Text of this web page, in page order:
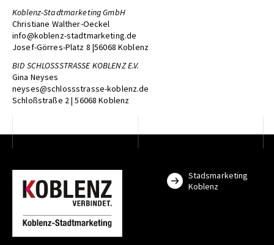
Koblenz-Stadtmarketing GmbH
Christiane Walther-Oeckel
info@koblenz-stadtmarketing.de
Josef-Görres-Platz 8 |56068 Koblenz
BID SCHLOSSSTRASSE KOBLENZ E.V.
Gina Neyses
neyses@schlossstrasse-koblenz.de
Schloßstraße 2 | 56068 Koblenz
Stadsmarketing
Koblenz